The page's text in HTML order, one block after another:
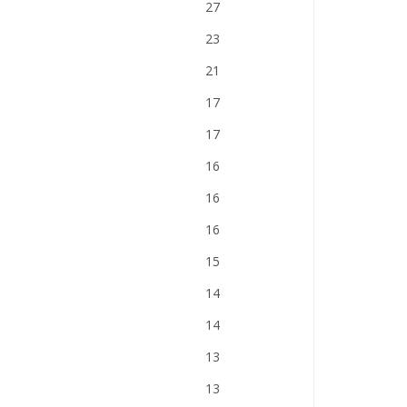
27
23
21
17
17
16
16
16
15
14
14
13
13